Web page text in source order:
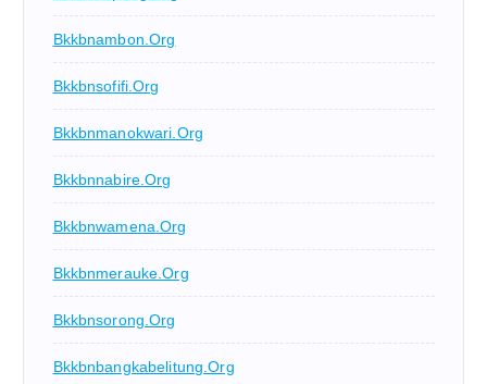
Bkkbnambon.org
Bkkbnsofifi.org
Bkkbnmanokwari.org
Bkkbnnabire.org
Bkkbnwamena.org
Bkkbnmerauke.org
Bkkbnsorong.org
Bkkbnbangkabelitung.org